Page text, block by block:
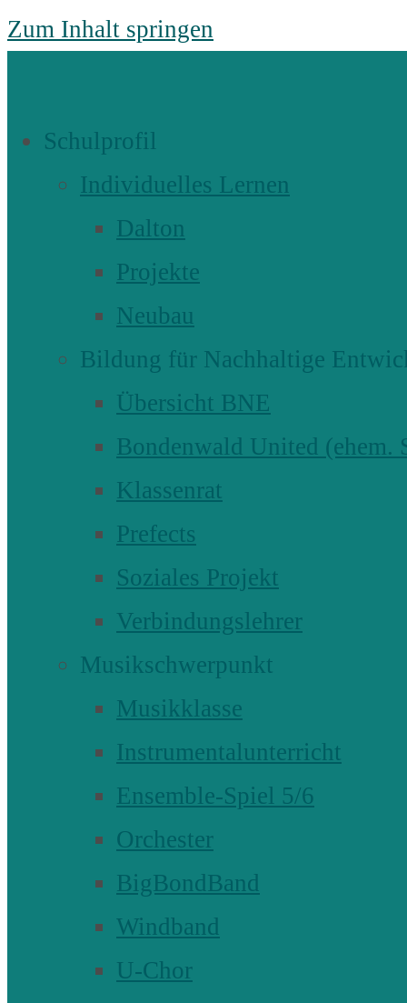
Zum Inhalt springen
Schulprofil
Individuelles Lernen
Dalton
Projekte
Neubau
Bildung für Nachhaltige
Übersicht BNE
Bondenwald United (ehem.
Klassenrat
Prefects
Soziales Projekt
Verbindungslehrer
Musikschwerpunkt
Musikklasse
Instrumentalunterricht
Ensemble-Spiel 5/6
Orchester
BigBondBand
Windband
U-Chor